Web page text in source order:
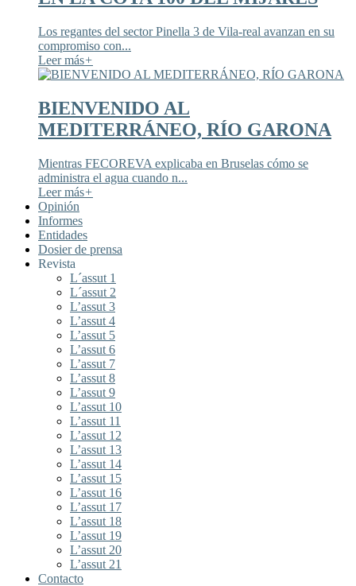
Los regantes del sector Pinella 3 de Vila-real avanzan en su
compromiso con...
Leer más+
BIENVENIDO AL
MEDITERRÁNEO, RÍO GARONA
Mientras FECOREVA explicaba en Bruselas cómo se
administra el agua cuando n...
Leer más+
Opinión
Informes
Entidades
Dosier de prensa
Revista
L´assut 1
L´assut 2
L’assut 3
L’assut 4
L’assut 5
L’assut 6
L’assut 7
L’assut 8
L’assut 9
L’assut 10
L’assut 11
L’assut 12
L’assut 13
L’assut 14
L’assut 15
L’assut 16
L’assut 17
L’assut 18
L’assut 19
L’assut 20
L’assut 21
Contacto